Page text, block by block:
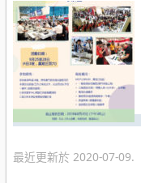
最近更新於 2020-07-09.